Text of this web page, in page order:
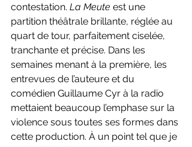
contestation. La Meute est une
partition théâtrale brillante, réglée au
quart de tour, parfaitement ciselée,
tranchante et précise. Dans les
semaines menant à la première, les
entrevues de l’auteure et du
comédien Guillaume Cyr à la radio
mettaient beaucoup l’emphase sur la
violence sous toutes ses formes dans
cette production. À un point tel que je